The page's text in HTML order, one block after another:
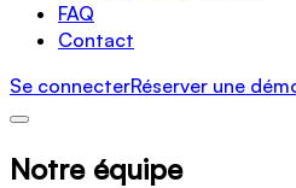
FAQ
Contact
Se connecterRéserver une
Notre équipe